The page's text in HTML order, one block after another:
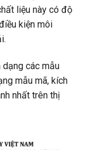
liệu này có độ
kiện môi
dạng các mẫu
mẫu mã, kích
nhất trên thị